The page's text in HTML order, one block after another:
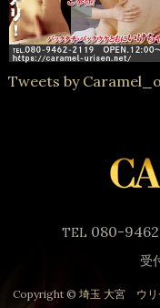
Tweets by
TEL 080-
受
Copyright © 埼玉 大宮 ウリ